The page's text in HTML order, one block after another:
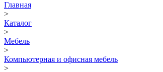
Главная
>
Каталог
>
Мебель
>
Компьютерная и офисная мебель
>